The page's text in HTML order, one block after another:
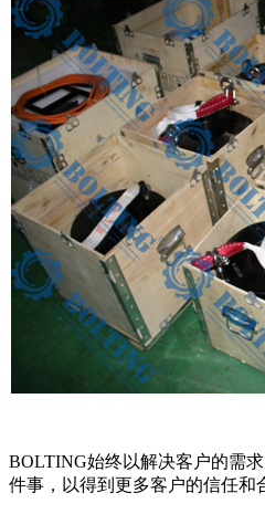
BOLTING始终以解决客户的需
件事，以得到更多客户的信任和